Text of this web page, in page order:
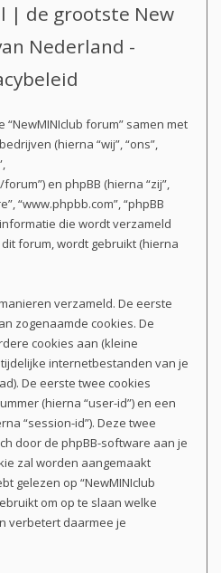
| de grootste New
Nederland -
forum” samen met
(hierna “wij”, “ons”,
en phpBB (hierna “zij”,
“www.phpbb.com”, “phpBB
informatie die wordt verzameld
forum, wordt gebruikt (hierna
verzameld. De eerste
zogenaamde cookies. De
cookies aan (kleine
internetbestanden van je
De eerste twee cookies
(hierna “user-id”) en een
“session-id”). Deze twee
door de phpBB-software aan je
zal worden aangemaakt
gelezen op “NewMINIclub
om op te slaan welke
verbetert daarmee je